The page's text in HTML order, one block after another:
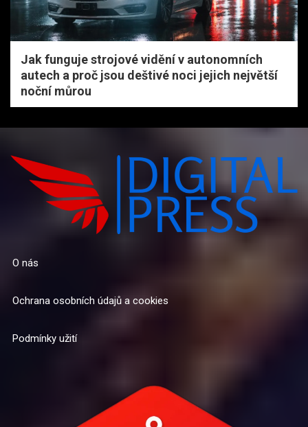
Jak funguje strojové vidění v autonomních
autech a proč jsou deštivé noci jejich největší
noční můrou
O nás
Ochrana osobních údajů a cookies
Podmínky užití